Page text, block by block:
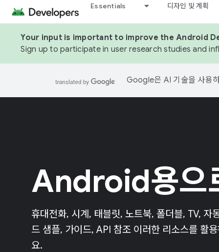
Essentials 디자인 및 계획
Your input is important to improve the Android
Sign up to participate in user research studies and
Google은 AI 기술을 사용
Android용으
휴대전화, 시계, 태블릿, 노트북, 폴더블, TV, 자
드 샘플, 가이드, API 참조 이러한 리소스를 활
요.